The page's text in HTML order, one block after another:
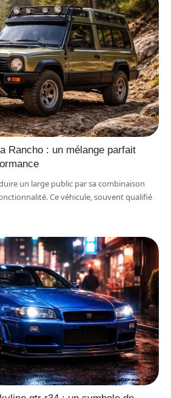
Rancho : un mélange parfait
un large public par sa combinaison
Ce véhicule, souvent qualifié